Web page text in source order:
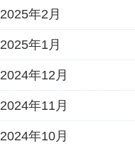
2025年2月
2025年1月
2024年12月
2024年11月
2024年10月